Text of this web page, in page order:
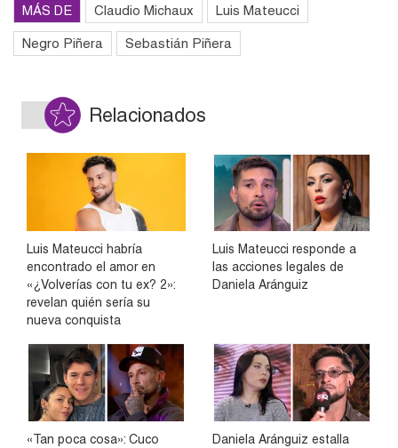
MÁS DE Claudio Michaux Luis Mateucci
Negro Piñera Sebastián Piñera
Relacionados
Luis Mateucci habría
encontrado el amor en
«¿Volverías con tu ex? 2»:
revelan quién sería su
nueva conquista
Luis Mateucci responde a
las acciones legales de
Daniela Aránguiz
«Tan poca cosa»: Cuco
Daniela Aránguiz estalla